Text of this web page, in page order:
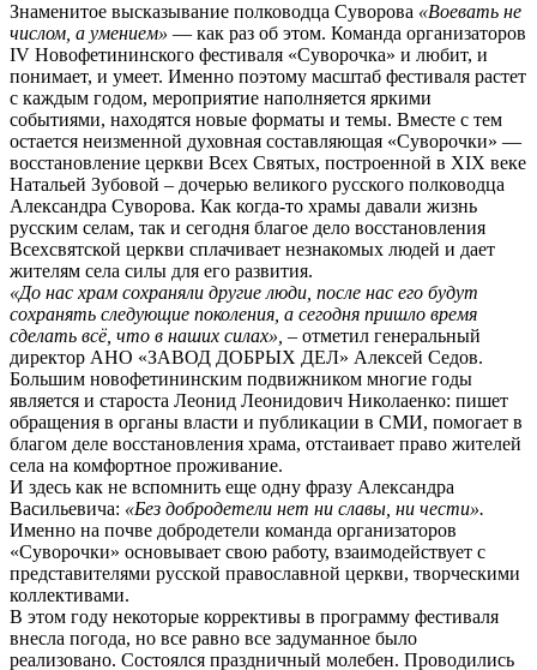
Знаменитое высказывание полководца Суворова «Воевать не
числом, а умением» — как раз об этом. Команда организаторов
IV Новофетининского фестиваля «Суворочка» и любит, и
понимает, и умеет. Именно поэтому масштаб фестиваля растет
с каждым годом, мероприятие наполняется яркими
событиями, находятся новые форматы и темы. Вместе с тем
остается неизменной духовная составляющая «Суворочки» —
восстановление церкви Всех Святых, построенной в XIX веке
Натальей Зубовой – дочерью великого русского полководца
Александра Суворова. Как когда-то храмы давали жизнь
русским селам, так и сегодня благое дело восстановления
Всехсвятской церкви сплачивает незнакомых людей и дает
жителям села силы для его развития.
«До нас храм сохраняли другие люди, после нас его будут
сохранять следующие поколения, а сегодня пришло время
сделать всё, что в наших силах», – отметил генеральный
директор АНО «ЗАВОД ДОБРЫХ ДЕЛ» Алексей Седов.
Большим новофетининским подвижником многие годы
является и староста Леонид Леонидович Николаенко: пишет
обращения в органы власти и публикации в СМИ, помогает в
благом деле восстановления храма, отстаивает право жителей
села на комфортное проживание.
И здесь как не вспомнить еще одну фразу Александра
Васильевича: «Без добродетели нет ни славы, ни чести».
Именно на почве добродетели команда организаторов
«Суворочки» основывает свою работу, взаимодействует с
представителями русской православной церкви, творческими
коллективами.
В этом году некоторые коррективы в программу фестиваля
внесла погода, но все равно все задуманное было
реализовано. Состоялся праздничный молебен. Проводились